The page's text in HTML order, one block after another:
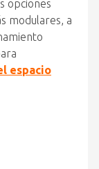
opciones
modulares, a
espacio